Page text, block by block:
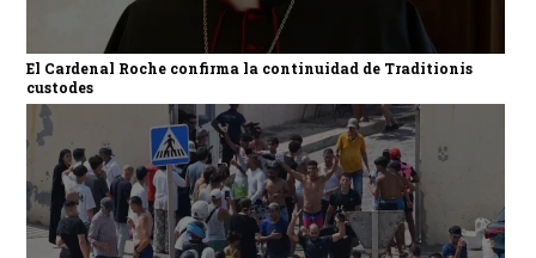
El Cardenal Roche confirma la continuidad de Traditionis
custodes